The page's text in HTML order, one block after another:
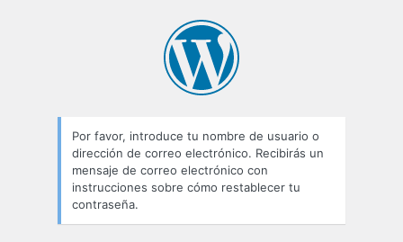
Por favor, introduce tu nombre de usuario o
dirección de correo electrónico. Recibirás un
mensaje de correo electrónico con
instrucciones sobre cómo restablecer tu
contraseña.